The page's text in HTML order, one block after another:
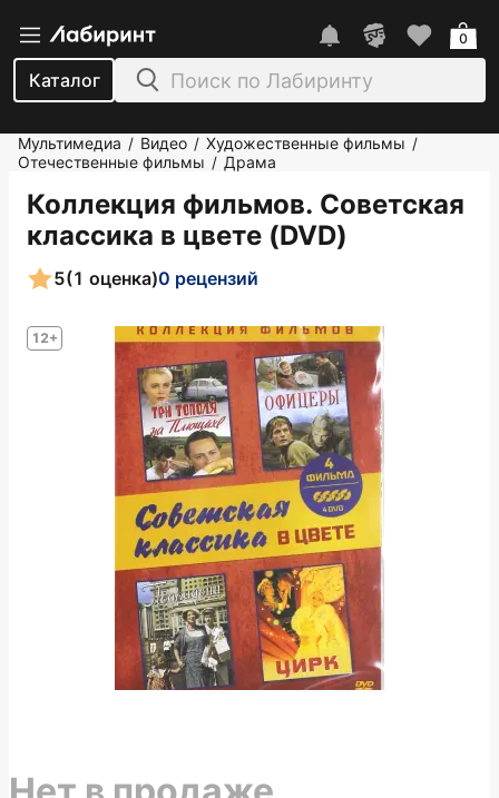
Каталог
0
Мультимедиа / Видео / Художественные фильмы /
Отечественные фильмы / Драма
Коллекция фильмов. Советская
классика в цвете (DVD)
12+
5(1 оценка)0 рецензий